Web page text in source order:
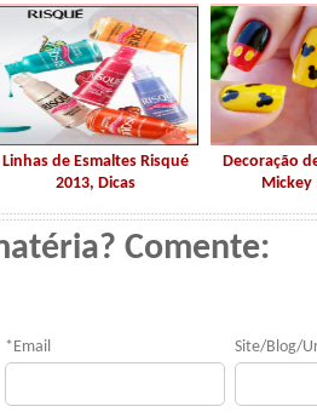
Linhas de Esmaltes Risqué
2013, Dicas
Decoração
Mickey
Comente:
* Email Site/Blog/